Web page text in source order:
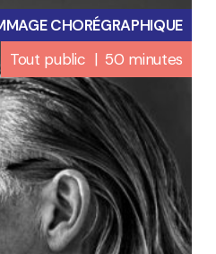
CHORÉGRAPHIQUE
Tout public | 50 minutes